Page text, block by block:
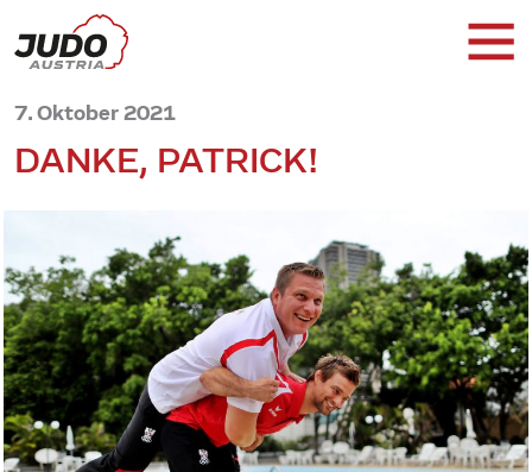
7. Oktober 2021
DANKE, PATRICK!